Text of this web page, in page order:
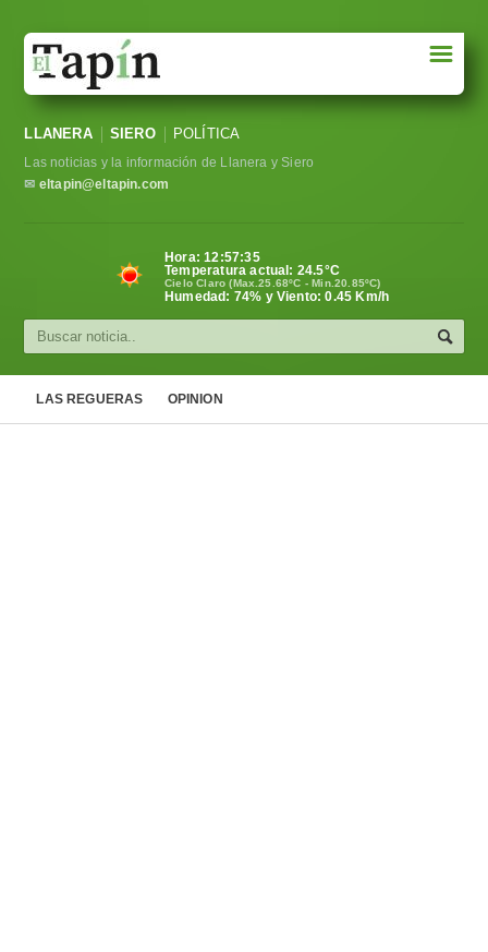
Sociedad
Política
Cultura
☰
LLANERA SIERO POLÍTICA
Las noticias y la información de Llanera y Siero
✉ eltapin@eltapin.com
Hora:12:57:36
Temperatura actual: 24.5°C
Cielo Claro (Max.25.68ºC - Min.20.85ºC)
Humedad: 74% y Viento: 0.45 Km/h
LAS REGUERAS OPINION